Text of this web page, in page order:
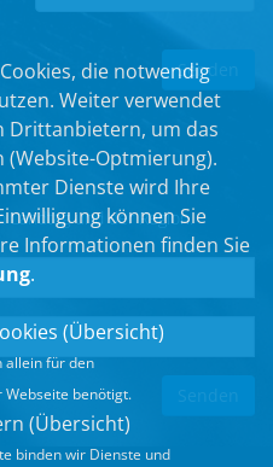
Landtag und der Region.
die notwendig
Weiter verwendet
Drittanbietern, um das
(Website-Optmierung).
Dienste wird Ihre
können Sie
Informationen finden Sie
.
(Übersicht)
allein für den
benötigt.
(Übersicht)
binden wir Dienste und